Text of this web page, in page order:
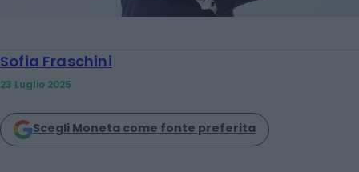
Sofia Fraschini
23 Luglio 2025
Scegli Moneta come fonte preferita